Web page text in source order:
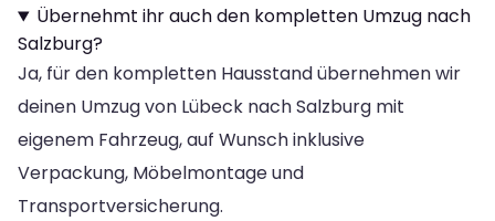
Übernehmt ihr auch den kompletten Umzug nach
Salzburg?
Ja, für den kompletten Hausstand übernehmen wir
deinen Umzug von Lübeck nach Salzburg mit
eigenem Fahrzeug, auf Wunsch inklusive
Verpackung, Möbelmontage und
Transportversicherung.